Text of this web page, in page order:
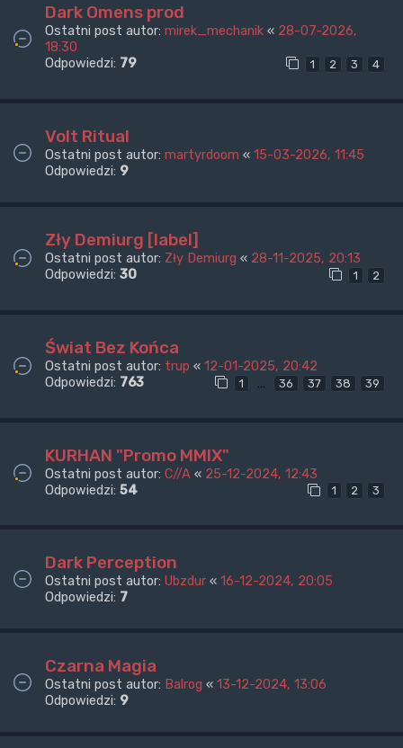
Dark Omens prod
Ostatni post autor: mirek_mechanik « 28-07-2026,
18:30
Odpowiedzi: 79 1 2 3 4
Volt Ritual
Ostatni post autor: martyrdoom « 15-03-2026, 11:45
Odpowiedzi: 9
Zły Demiurg [label]
Ostatni post autor: Zły Demiurg « 28-11-2025, 20:13
Odpowiedzi: 30 1 2
Świat Bez Końca
Ostatni post autor: trup « 12-01-2025, 20:42
Odpowiedzi: 763 1 … 36 37 38 39
KURHAN "Promo MMIX"
Ostatni post autor: C//A « 25-12-2024, 12:43
Odpowiedzi: 54 1 2 3
Dark Perception
Ostatni post autor: Ubzdur « 16-12-2024, 20:05
Odpowiedzi: 7
Czarna Magia
Ostatni post autor: Balrog « 13-12-2024, 13:06
Odpowiedzi: 9